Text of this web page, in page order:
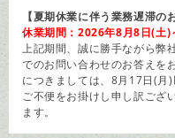
【夏期休業に伴う業務遅滞の
休業期間：2026年8月8日(土)
上記期間、誠に勝手ながら弊
でのお問い合わせのお答えを
につきましては、8月17日(月)
ご不便をお掛けし申し訳ござ
ます。